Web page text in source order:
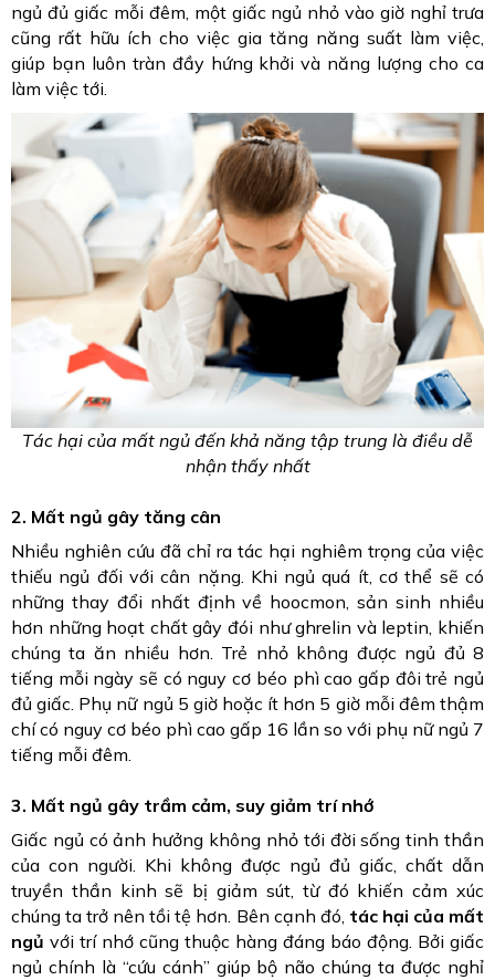
ngủ đủ giấc mỗi đêm, một giấc ngủ nhỏ vào giờ nghỉ trưa
cũng rất hữu ích cho việc gia tăng năng suất làm việc,
giúp bạn luôn tràn đầy hứng khởi và năng lượng cho ca
làm việc tới.
Tác hại của mất ngủ đến khả năng tập trung là điều dễ
nhận thấy nhất
2. Mất ngủ gây tăng cân
Nhiều nghiên cứu đã chỉ ra tác hại nghiêm trọng của việc
thiếu ngủ đối với cân nặng. Khi ngủ quá ít, cơ thể sẽ có
những thay đổi nhất định về hoocmon, sản sinh nhiều
hơn những hoạt chất gây đói như ghrelin và leptin, khiến
chúng ta ăn nhiều hơn. Trẻ nhỏ không được ngủ đủ 8
tiếng mỗi ngày sẽ có nguy cơ béo phì cao gấp đôi trẻ ngủ
đủ giấc. Phụ nữ ngủ 5 giờ hoặc ít hơn 5 giờ mỗi đêm thậm
chí có nguy cơ béo phì cao gấp 16 lần so với phụ nữ ngủ 7
tiếng mỗi đêm.
3. Mất ngủ gây trầm cảm, suy giảm trí nhớ
Giấc ngủ có ảnh hưởng không nhỏ tới đời sống tinh thần
của con người. Khi không được ngủ đủ giấc, chất dẫn
truyền thần kinh sẽ bị giảm sút, từ đó khiến cảm xúc
chúng ta trở nên tồi tệ hơn. Bên cạnh đó, tác hại của mất
ngủ với trí nhớ cũng thuộc hàng đáng báo động. Bởi giấc
ngủ chính là “cứu cánh” giúp bộ não chúng ta được nghỉ